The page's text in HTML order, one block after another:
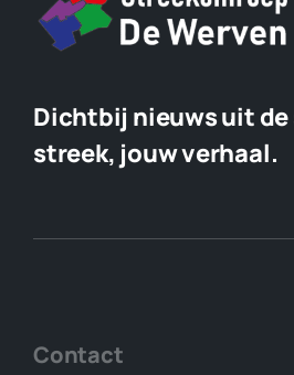
Dichtbij nieuws uit
streek, jouw verhaal.
Contact